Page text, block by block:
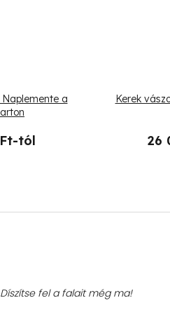
Naplemente a
tól
Kerek
26
fel a falait még ma!